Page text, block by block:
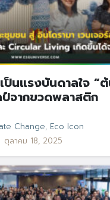
ป็นแรงบันดาลใจ “
ป์จากขวดพลาสติก
Change, Eco Icon
ตุลาคม 18, 2025